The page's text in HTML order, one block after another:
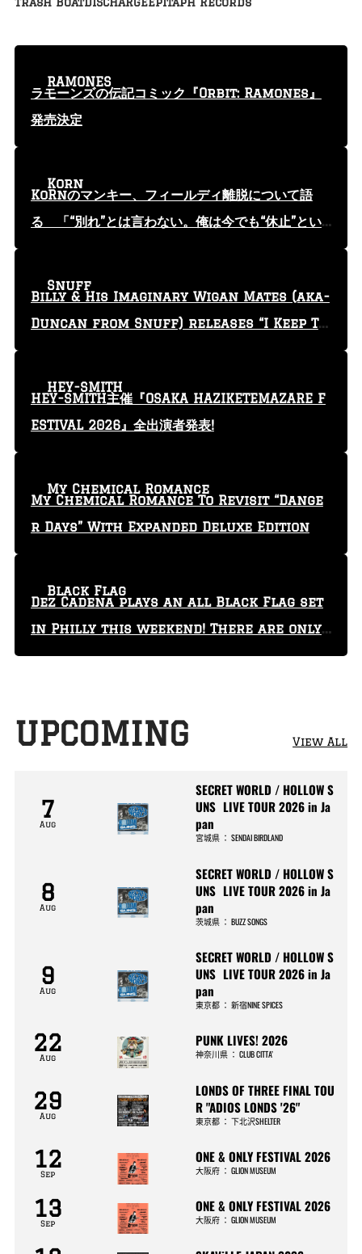
ラモーンズの伝記コミック『Orbit: Ramones』
発売決定
RAMONES
KoRnのマンキー、フィールディ離脱について語
る 「“別れ”とは言わない。俺は今でも“休止”とい
Korn
Billy & His Imaginary Wigan Mates (aka-
Duncan from Snuff) releases “I Keep Tr
Snuff
HEY-SMITH主催『OSAKA HAZIKETEMAZARE F
ESTIVAL 2026』全出演者発表!
HEY-SMITH
My Chemical Romance To Revisit “Dange
r Days” With Expanded Deluxe Edition
My Chemical Romance
Dez Cadena plays an all Black Flag set
in Philly this weekend! There are only
29 tickets left!
Black Flag
UPCOMING View All
7
Aug
SECRET WORLD / HOLLOW S
UNS LIVE TOUR 2026 in Ja
pan
宮城県 ：SENDAI BIRDLAND
8
Aug
SECRET WORLD / HOLLOW S
UNS LIVE TOUR 2026 in Ja
pan
茨城県 ：BUZZ SONGS
9
Aug
SECRET WORLD / HOLLOW S
UNS LIVE TOUR 2026 in Ja
pan
東京都 ：新宿NINE SPICES
22
Aug
PUNK LIVES! 2026
神奈川県 ：CLUB CITTA’
29
Aug
LONDS OF THREE FINAL TOU
R "ADIOS LONDS '26"
東京都 ：下北沢SHELTER
12
Sep
ONE & ONLY FESTIVAL 2026
大阪府 ：GLION MUSEUM
13
Sep
ONE & ONLY FESTIVAL 2026
大阪府 ：GLION MUSEUM